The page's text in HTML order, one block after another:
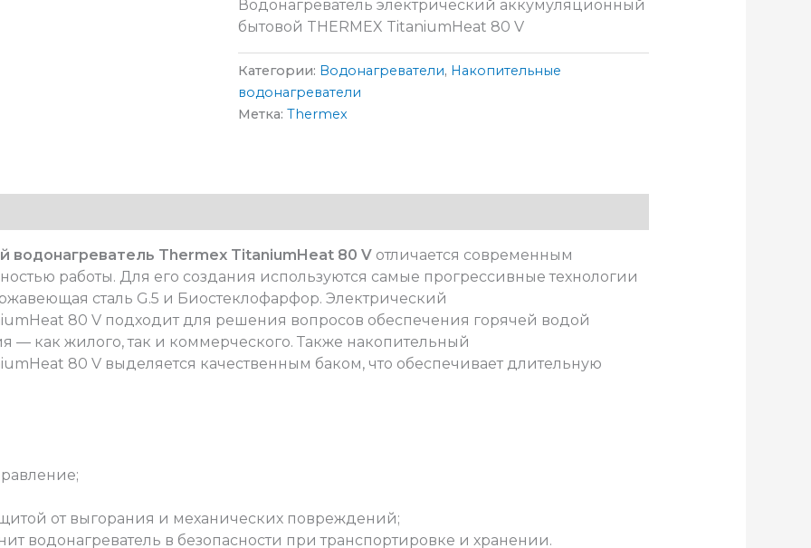
Водонагреватель электрический аккумуляционный
бытовой THERMEX TitaniumHeat 80 V
Категории: Водонагреватели, Накопительные
водонагреватели
Метка:Thermex
водонагреватель Thermex TitaniumHeat 80 Vотличается современным
работы. Для его создания используются самые прогрессивные технологии
сталь G.5 и Биостеклофарфор. Электрический
80 V подходит для решения вопросов обеспечения горячей водой
— как жилого, так и коммерческого. Также накопительный
80 V выделяется качественным баком, что обеспечивает длительную
от выгорания и механических повреждений;
водонагреватель в безопасности при транспортировке и хранении.